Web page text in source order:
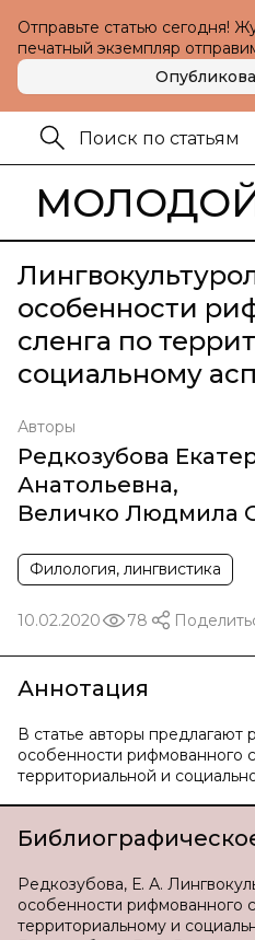
Отправьте статью сегодня!
печатный экземпляр
особенности
сленга по
социальному
Авторы
Редкозубова
Анатольевна,
Величко Людмила
Филология, лингвистика
10.02.2020 78
Аннотация
В статье авторы предлагают
особенности рифмованного
территориальной и
Редкозубова, Е. А.
особенности рифмованного
территориальному и